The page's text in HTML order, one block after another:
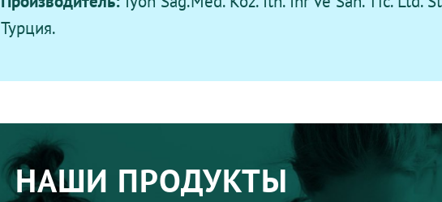
Турция.
НАШИ ПРОДУКТЫ